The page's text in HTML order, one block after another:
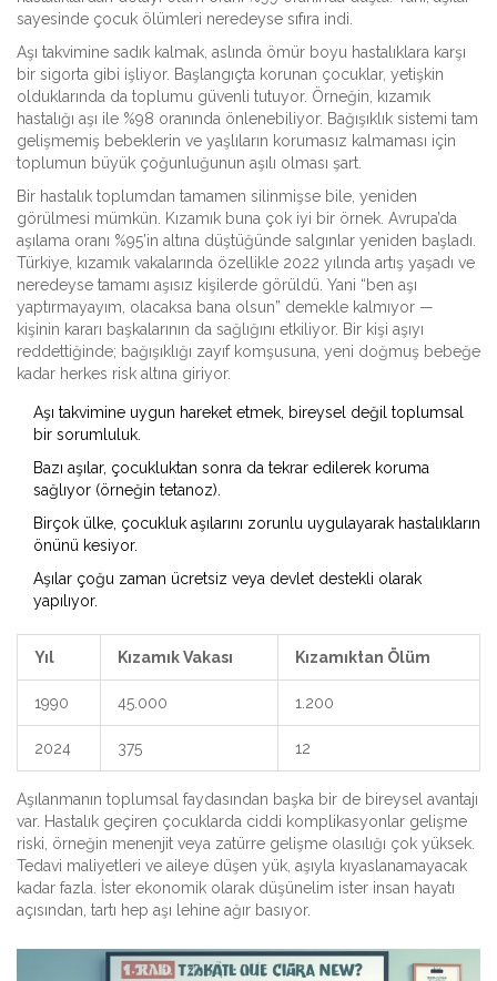
sayesinde çocuk ölümleri neredeyse sıfıra indi.
Aşı takvimine sadık kalmak, aslında ömür boyu hastalıklara karşı
bir sigorta gibi işliyor. Başlangıçta korunan çocuklar, yetişkin
olduklarında da toplumu güvenli tutuyor. Örneğin, kızamık
hastalığı aşı ile %98 oranında önlenebiliyor. Bağışıklık sistemi tam
gelişmemiş bebeklerin ve yaşlıların korumasız kalmaması için
toplumun büyük çoğunluğunun aşılı olması şart.
Bir hastalık toplumdan tamamen silinmişse bile, yeniden
görülmesi mümkün. Kızamık buna çok iyi bir örnek. Avrupa’da
aşılama oranı %95’in altına düştüğünde salgınlar yeniden başladı.
Türkiye, kızamık vakalarında özellikle 2022 yılında artış yaşadı ve
neredeyse tamamı aşısız kişilerde görüldü. Yani “ben aşı
yaptırmayayım, olacaksa bana olsun” demekle kalmıyor —
kişinin kararı başkalarının da sağlığını etkiliyor. Bir kişi aşıyı
reddettiğinde; bağışıklığı zayıf komşusuna, yeni doğmuş bebeğe
kadar herkes risk altına giriyor.
Aşı takvimine uygun hareket etmek, bireysel değil toplumsal
bir sorumluluk.
Bazı aşılar, çocukluktan sonra da tekrar edilerek koruma
sağlıyor (örneğin tetanoz).
Birçok ülke, çocukluk aşılarını zorunlu uygulayarak hastalıkların
önünü kesiyor.
Aşılar çoğu zaman ücretsiz veya devlet destekli olarak
yapılıyor.
Yıl Kızamık Vakası Kızamıktan Ölüm
1990 45.000 1.200
2024 375 12
Aşılanmanın toplumsal faydasından başka bir de bireysel avantajı
var. Hastalık geçiren çocuklarda ciddi komplikasyonlar gelişme
riski, örneğin menenjit veya zatürre gelişme olasılığı çok yüksek.
Tedavi maliyetleri ve aileye düşen yük, aşıyla kıyaslanamayacak
kadar fazla. İster ekonomik olarak düşünelim ister insan hayatı
açısından, tartı hep aşı lehine ağır basıyor.